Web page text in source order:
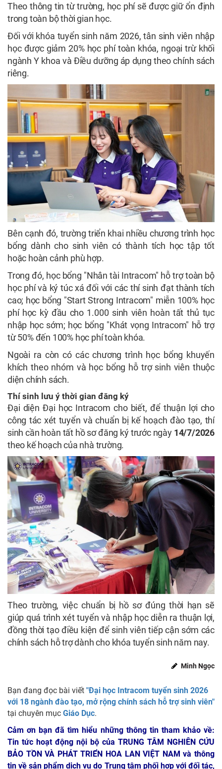
Theo thông tin từ trường, học phí sẽ được giữ ổn định
trong toàn bộ thời gian học.
Đối với khóa tuyển sinh năm 2026, tân sinh viên nhập
học được giảm 20% học phí toàn khóa, ngoại trừ khối
ngành Y khoa và Điều dưỡng áp dụng theo chính sách
riêng.
Bên cạnh đó, trường triển khai nhiều chương trình học
bổng dành cho sinh viên có thành tích học tập tốt
hoặc hoàn cảnh phù hợp.
Trong đó, học bổng "Nhân tài Intracom" hỗ trợ toàn bộ
học phí và ký túc xá đối với các thí sinh đạt thành tích
cao; học bổng "Start Strong Intracom" miễn 100% học
phí học kỳ đầu cho 1.000 sinh viên hoàn tất thủ tục
nhập học sớm; học bổng "Khát vọng Intracom" hỗ trợ
từ 50% đến 100% học phí toàn khóa.
Ngoài ra còn có các chương trình học bổng khuyến
khích theo nhóm và học bổng hỗ trợ sinh viên thuộc
diện chính sách.
Thí sinh lưu ý thời gian đăng ký
Đại diện Đại học Intracom cho biết, để thuận lợi cho
công tác xét tuyển và chuẩn bị kế hoạch đào tạo, thí
sinh cần hoàn tất hồ sơ đăng ký trước ngày 14/7/2026
theo kế hoạch của nhà trường.
Theo trường, việc chuẩn bị hồ sơ đúng thời hạn sẽ
giúp quá trình xét tuyển và nhập học diễn ra thuận lợi,
đồng thời tạo điều kiện để sinh viên tiếp cận sớm các
chính sách hỗ trợ dành cho khóa tuyển sinh năm nay.
Minh Ngọc
Bạn đang đọc bài viết "Đại học Intracom tuyển sinh 2026
với 18 ngành đào tạo, mở rộng chính sách hỗ trợ sinh viên"
tại chuyên mục Giáo Dục.
Cảm ơn bạn đã tìm hiểu những thông tin tham khảo về:
Tin tức hoạt động nội bộ của TRUNG TÂM NGHIÊN CỨU
BẢO TỒN VÀ PHÁT TRIỂN HOA LAN VIỆT NAM và thông
tin về sản phẩm dịch vụ do Trung tâm phối hợp với đối tác,